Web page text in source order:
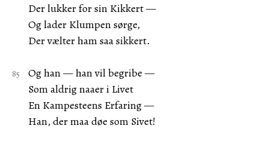
Der lukker for sin Kikkert —
Og lader Klumpen sørge,
Der vælter ham saa sikkert.
Og han — han vil begribe —
Som aldrig naaer i Livet
En Kampesteens Erfaring —
Han, der maa døe som Sivet!